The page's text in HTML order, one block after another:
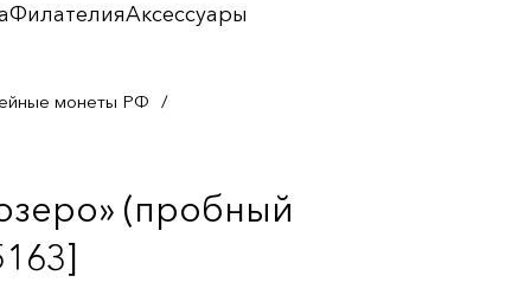
ФилателияАксессуары
монеты РФ /
(пробный